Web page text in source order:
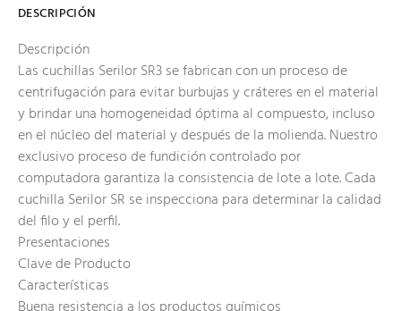
DESCRIPCIÓN
Descripción
Las cuchillas Serilor SR3 se fabrican con un proceso de
centrifugación para evitar burbujas y cráteres en el material
y brindar una homogeneidad óptima al compuesto, incluso
en el núcleo del material y después de la molienda. Nuestro
exclusivo proceso de fundición controlado por
computadora garantiza la consistencia de lote a lote. Cada
cuchilla Serilor SR se inspecciona para determinar la calidad
del filo y el perfil.
Presentaciones
Clave de Producto
Características